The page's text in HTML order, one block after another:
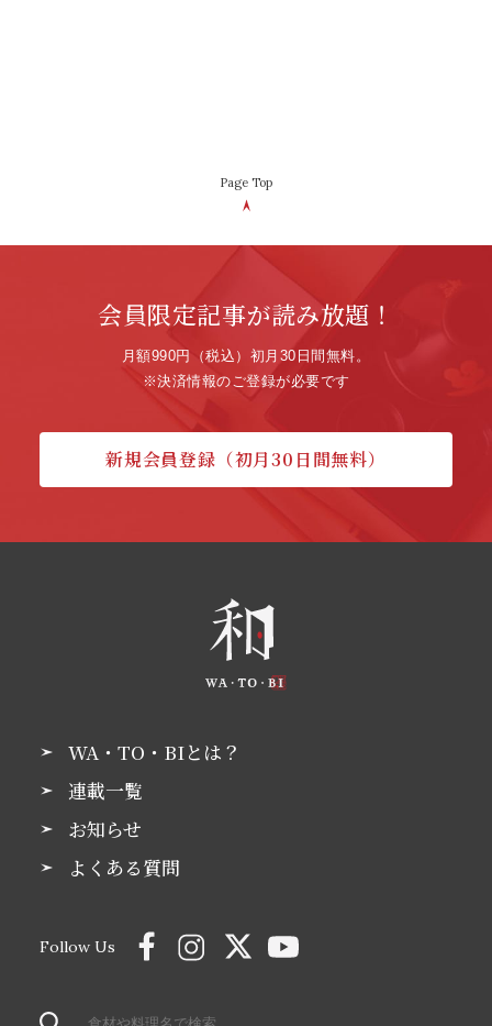
Page Top
会員限定記事が読み放題！
月額990円（税込）初月30日間無料。
※決済情報のご登録が必要です
新規会員登録（初月30日間無料）
WA・TO・BIとは？
連載一覧
お知らせ
よくある質問
Follow Us